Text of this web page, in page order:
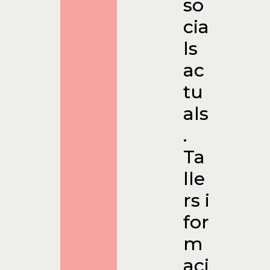
so
cia
ls
ac
tu
als
.
Ta
lle
rs i
for
m